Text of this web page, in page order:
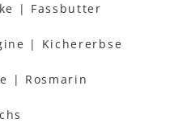
| Fassbutter
| Kichererbse
| Rosmarin